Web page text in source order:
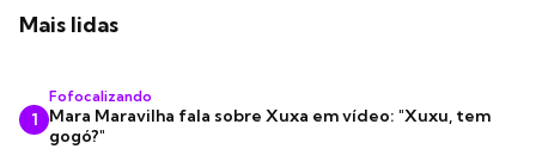
Mais lidas
1
Fofocalizando
Mara Maravilha fala sobre Xuxa em vídeo: "Xuxu, tem
gogó?"